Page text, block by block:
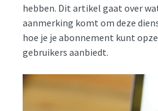
hebben. Dit artikel gaat over
aanmerking komt om deze
hoe je je abonnement kunt
gebruikers aanbiedt.